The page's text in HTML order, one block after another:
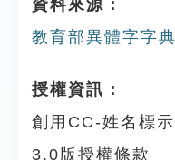
資料來源：
教育部異體字字典
授權資訊：
創用CC-姓名標
3.0版授權條款